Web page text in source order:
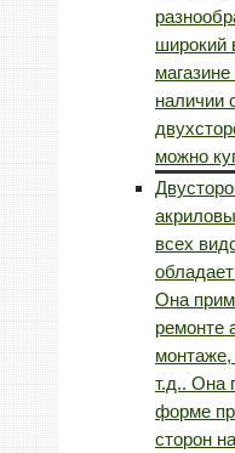
широкий
наличии
можно
всех
Она
ремонте
монтаже,
т.д.. Она
форме
сторон